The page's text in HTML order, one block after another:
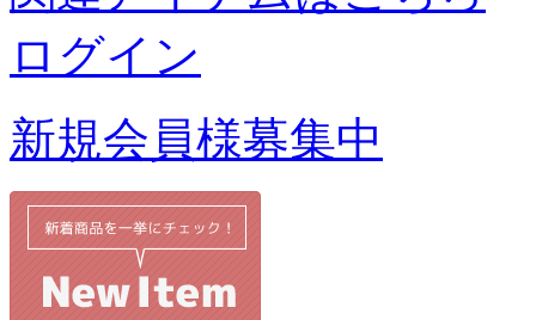
ログイン
新規会員様募集中